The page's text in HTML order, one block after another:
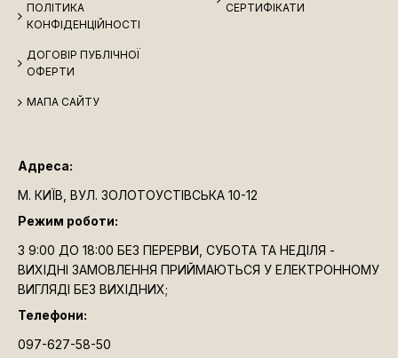
ПОЛІТИКА
КОНФІДЕНЦІЙНОСТІ
ДОГОВІР ПУБЛІЧНОЇ
ОФЕРТИ
МАПА САЙТУ
СЕРТИФІКАТИ
Адреса:
М. КИЇВ, ВУЛ. ЗОЛОТОУСТІВСЬКА 10-12
Режим роботи:
З 9:00 ДО 18:00 БЕЗ ПЕРЕРВИ, СУБОТА ТА НЕДІЛЯ -
ВИХІДНІ ЗАМОВЛЕННЯ ПРИЙМАЮТЬСЯ У ЕЛЕКТРОННОМУ
ВИГЛЯДІ БЕЗ ВИХІДНИХ;
Телефони:
097-627-58-50